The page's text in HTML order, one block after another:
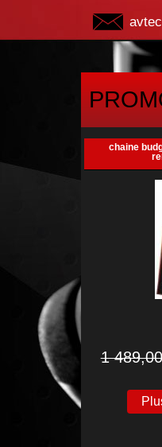
chaine
1